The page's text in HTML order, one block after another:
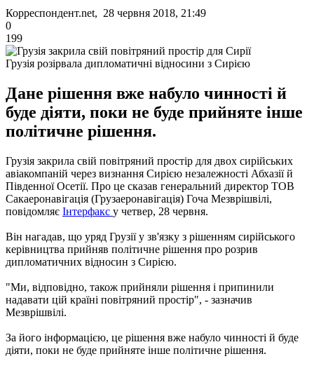
Корреспондент.net, 28 червня 2018, 21:49
0
199
Грузія розірвала дипломатичні відносини з Сирією
Дане рішення вже набуло чинності й
буде діяти, поки не буде прийняте інше
політичне рішення.
Грузія закрила свій повітряний простір для двох сирійських
авіакомпаній через визнання Сирією незалежності Абхазії й
Південної Осетії. Про це сказав генеральний директор ТОВ
Сакаеронавігація (Грузаеронавігація) Гоча Мезврішвілі,
повідомляє Інтерфакс у четвер, 28 червня.
Він нагадав, що уряд Грузії у зв'язку з рішенням сирійського
керівництва прийняв політичне рішення про розрив
дипломатичних відносин з Сирією.
"Ми, відповідно, також прийняли рішення і припинили
надавати цій країні повітряний простір", - зазначив
Мезврішвілі.
За його інформацією, це рішення вже набуло чинності й буде
діяти, поки не буде прийняте інше політичне рішення.